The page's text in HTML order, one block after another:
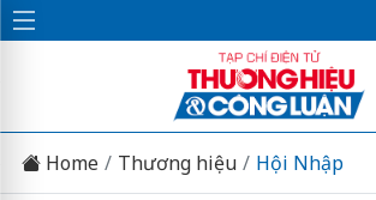
Home Thương hiệu Hội Nhập